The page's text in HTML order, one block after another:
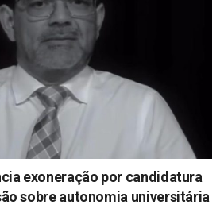
exoneração por candidatura
sobre autonomia universitária